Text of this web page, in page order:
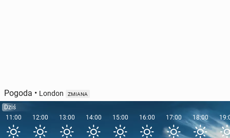
Pogoda • London ZMIANA
Dziś
11:00
12:00 13:00 14:00 15:00 16:00 17:00 18:00